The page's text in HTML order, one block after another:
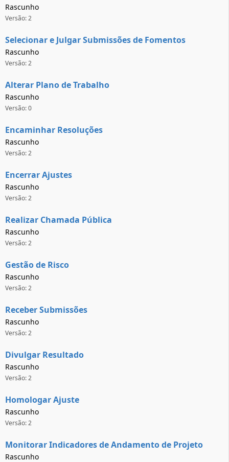
Rascunho
Versão: 2
Selecionar e Julgar Submissões de Fomentos
Rascunho
Versão: 2
Alterar Plano de Trabalho
Rascunho
Versão: 0
Encaminhar Resoluções
Rascunho
Versão: 2
Encerrar Ajustes
Rascunho
Versão: 2
Realizar Chamada Pública
Rascunho
Versão: 2
Gestão de Risco
Rascunho
Versão: 2
Receber Submissões
Rascunho
Versão: 2
Divulgar Resultado
Rascunho
Versão: 2
Homologar Ajuste
Rascunho
Versão: 2
Monitorar Indicadores de Andamento de Projeto
Rascunho